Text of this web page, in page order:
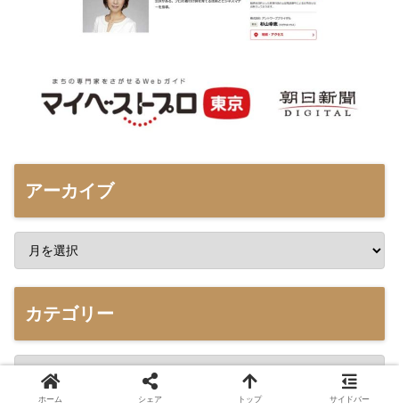
アーカイブ
カテゴリー
ホーム シェア トップ サイドバー